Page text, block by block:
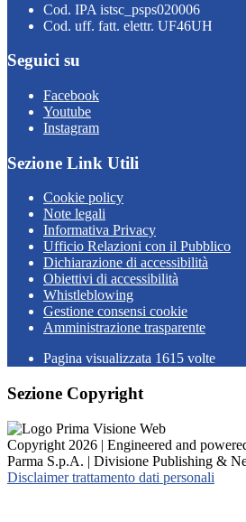
Cod. IPA istsc_psps020006
Cod. uff. fatt. elettr. UF46UH
Seguici su
Facebook
Youtube
Instagram
Sezione Link Utili
Cookie policy
Note legali
Informativa Privacy
Ufficio Relazioni con il Pubblico
Dichiarazione di accessibilità
Obiettivi di accessibilità
Whistleblowing
Gestione consensi cookie
Amministrazione trasparente
Pagina visualizzata 1615 volte
Sezione Copyright
Copyright 2026 | Engineered and
Parma S.p.A. | Divisione Publishing &
Disclaimer trattamento dati personali